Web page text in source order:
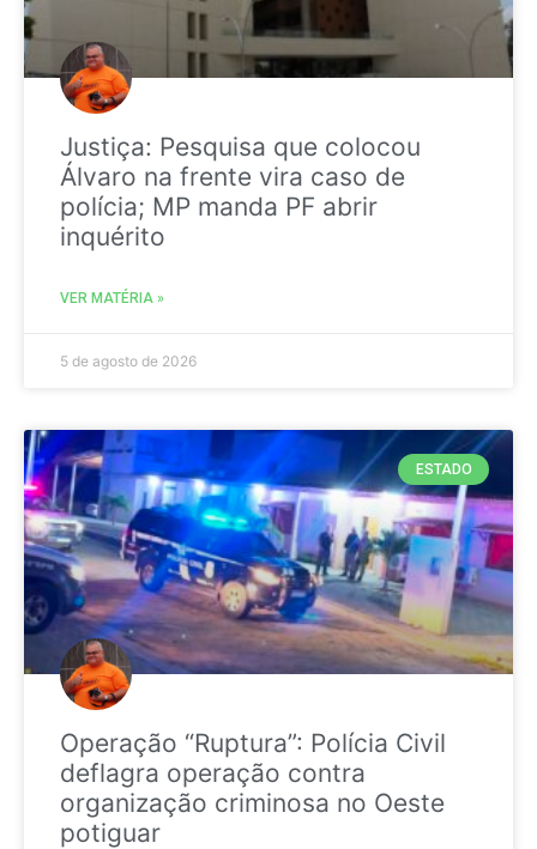
Justiça: Pesquisa que colocou
Álvaro na frente vira caso de
polícia; MP manda PF abrir
inquérito
VER MATÉRIA »
5 de agosto de 2026
ESTADO
Operação “Ruptura”: Polícia Civil
deflagra operação contra
organização criminosa no Oeste
potiguar